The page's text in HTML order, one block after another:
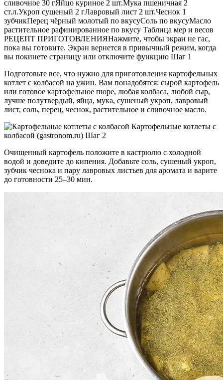
сливочное 30 гЯйцо куриное 2 шт.Мука пшеничная 2
ст.л.Укроп сушеный 2 гЛавровый лист 2 шт.Чеснок 1
зубчикПерец чёрный молотый по вкусуСоль по вкусуМасло
растительное рафинированное по вкусу Таблица мер и весов
РЕЦЕПТ ПРИГОТОВЛЕНИЯНажмите, чтобы экран не гас,
пока вы готовите. Экран вернется в привычный режим, когда
вы покинете страницу или отключите функцию Шаг 1
Подготовьте все, что нужно для приготовления картофельных
котлет с колбасой на ужин. Вам понадобятся: сырой картофель
или готовое картофельное пюре, любая колбаса, любой сыр,
лучше полутвердый, яйца, мука, сушеный укроп, лавровый
лист, соль, перец, чеснок, растительное и сливочное масло.
Картофельные котлеты с
колбасой (gastronom.ru) Шаг 2
Очищенный картофель положите в кастрюлю с холодной
водой и доведите до кипения. Добавьте соль, сушеный укроп,
зубчик чеснока и пару лавровых листьев для аромата и варите
до готовности 25‒30 мин.